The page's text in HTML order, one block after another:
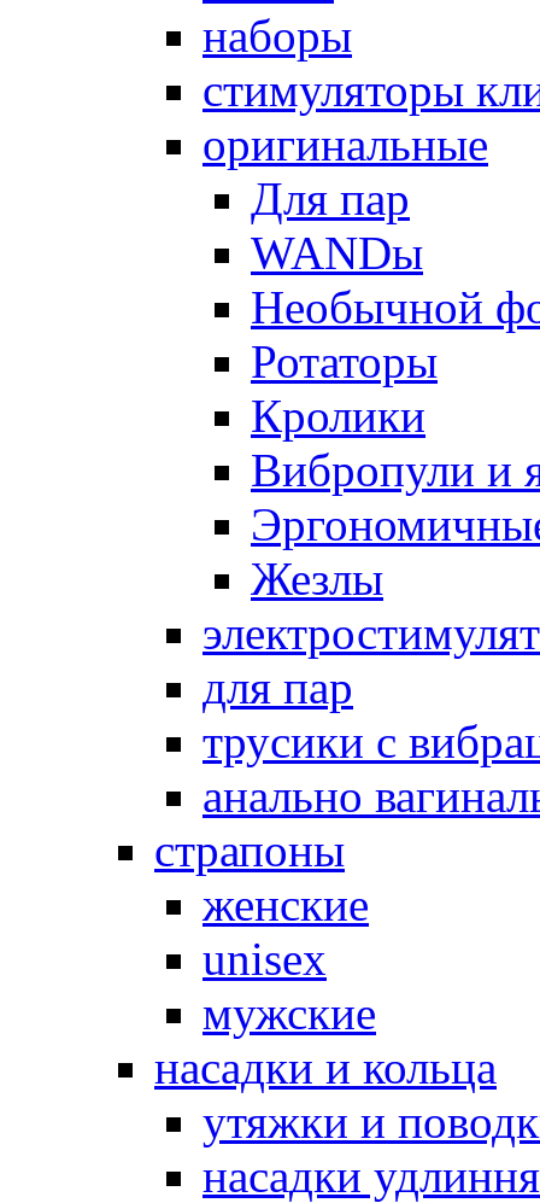
наборы
стимуляторы
оригинальные
Для пар
WANDы
Необычной
Ротаторы
Кролики
Вибропули и
Жезлы
для пар
трусики с
анально
страпоны
женские
unisex
мужские
насадки и кольца
утяжки и
насадки